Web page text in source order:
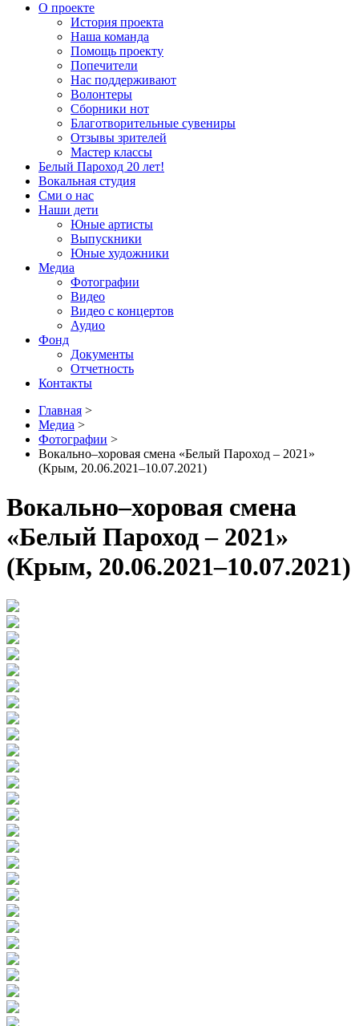
О проекте
История проекта
Наша команда
Помощь проекту
Попечители
Нас поддерживают
Волонтеры
Сборники нот
Благотворительные сувениры
Отзывы зрителей
Мастер классы
Белый Пароход 20 лет!
Вокальная студия
Сми о нас
Наши дети
Юные артисты
Выпускники
Юные художники
Медиа
Фотографии
Видео
Видео с концертов
Аудио
Фонд
Документы
Отчетность
Контакты
Главная >
Медиа >
Фотографии >
Вокально–хоровая смена «Белый Пароход – 2021»
(Крым, 20.06.2021–10.07.2021)
Вокально–хоровая смена
«Белый Пароход – 2021»
(Крым, 20.06.2021–10.07.2021)